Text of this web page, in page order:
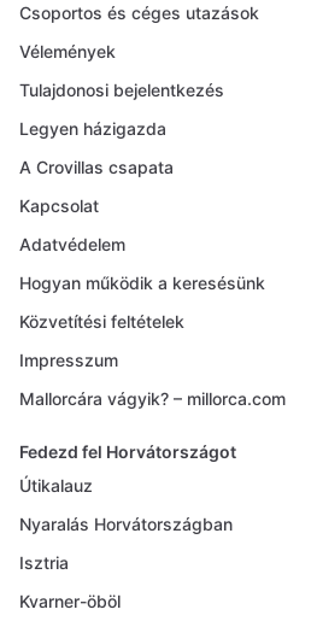
Csoportos és céges utazások
Vélemények
Tulajdonosi bejelentkezés
Legyen házigazda
A Crovillas csapata
Kapcsolat
Adatvédelem
Hogyan működik a keresésünk
Közvetítési feltételek
Impresszum
Mallorcára vágyik? – millorca.com
Fedezd fel Horvátországot
Útikalauz
Nyaralás Horvátországban
Isztria
Kvarner-öböl